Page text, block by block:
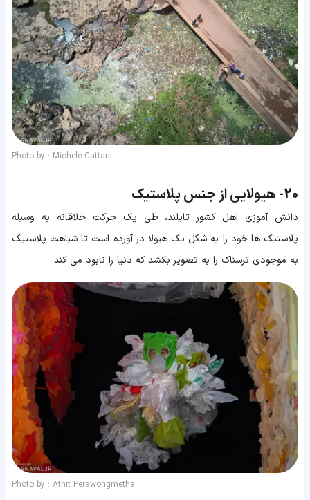
Photo by : Michele Cattani
20- هیولایی از جنس پلاستیک
دانش آموزی اهل کشور تایلند، طی یک حرکت خلاقانه به وسیله
پلاستیک ها خود را به شکل یک هیولا در آورده است تا شباهت پلاستیک
به موجودی ترسناک را به تصویر بکشد که دنیا را نابود می کند.
Photo by : Athit Perawongmetha